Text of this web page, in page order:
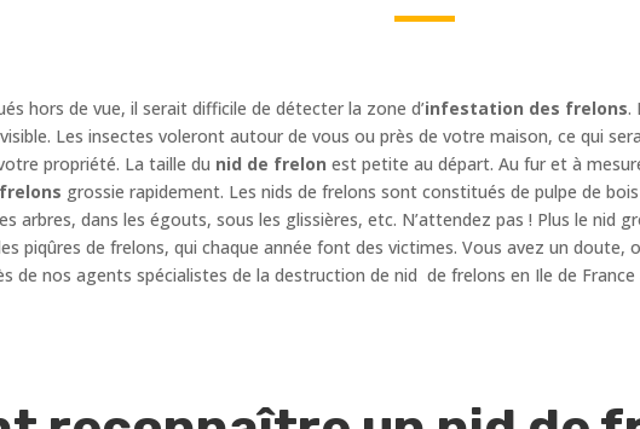
hors de vue, il serait difficile de détecter la zone d’infestation des frelons.
Les insectes voleront autour de vous ou près de votre maison, ce qui
propriété. La taille du nid de frelon est petite au départ. Au fur et à
grossie rapidement. Les nids de frelons sont constitués de pulpe de
arbres, dans les égouts, sous les glissières, etc. N’attendez pas ! Plus le nid
piqûres de frelons, qui chaque année font des victimes. Vous avez un doute,
de nos agents spécialistes de la destruction de nid de frelons en Ile de France